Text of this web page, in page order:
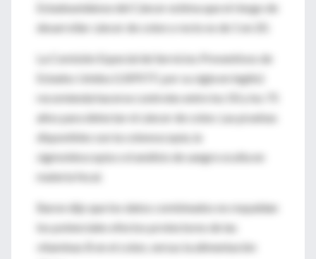
Estadounidense del Cáncer estima que el riesgo de
desarrollar cáncer de colon o recto es de 1 en 20.
La Comisión Especial de Servicios Preventivos de
Estados Unidos (USPSTF, por su sigla en inglés)
recomienda hacerse controles entre los 50 y los 75
años para detectar el cáncer de colon. Las pruebas
disponibles son la colonoscopía, la
sigmoidoscopía o el análisis de sangre oculta en
materia fecal.
Baron dijo que los datos combinados no respaldan
los potenciales efectos protectores de las
vitaminas B en el colon, versus la alimentación